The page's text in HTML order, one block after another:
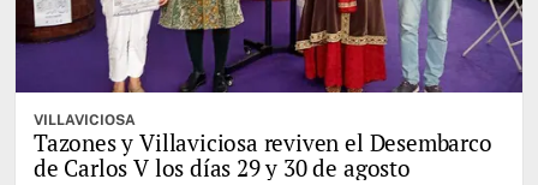
VILLAVICIOSA
Tazones y Villaviciosa reviven el Desembarco
de Carlos V los días 29 y 30 de agosto